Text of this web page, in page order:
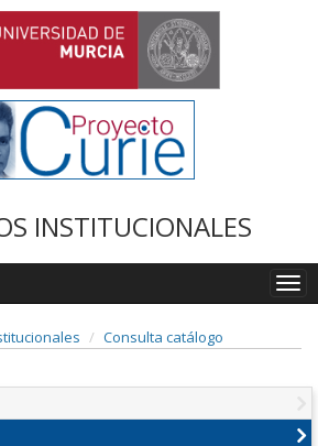
INSTITUCIONALES
Consulta catálogo